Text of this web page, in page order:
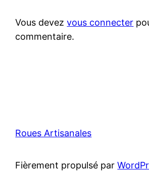
Vous devezvous connecter
commentaire.
Roues Artisanales
Fièrement propulsé par